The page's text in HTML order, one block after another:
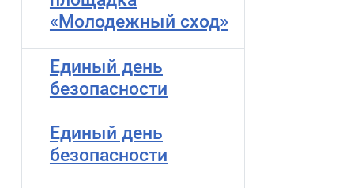
«Молодежный сход»
Единый день
безопасности
Единый день
безопасности